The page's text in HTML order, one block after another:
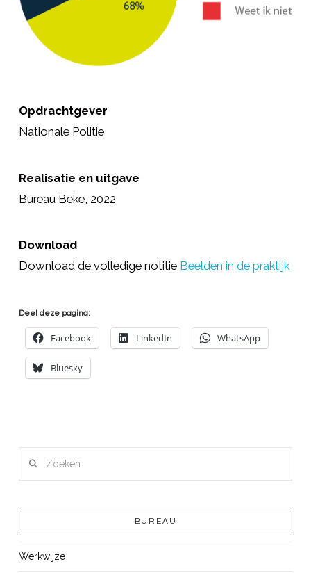
Opdrachtgever
Nationale Politie
Realisatie en uitgave
Bureau Beke, 2022
Download
Download de volledige notitie Beelden in de praktijk
Deel deze pagina:
Facebook LinkedIn WhatsApp
Bluesky
BUREAU
Werkwijze